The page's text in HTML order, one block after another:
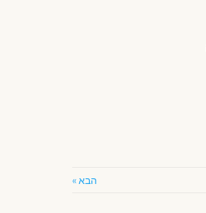
הבא »